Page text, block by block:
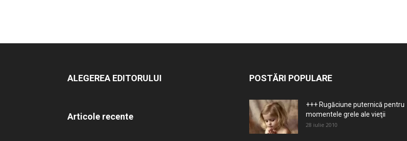
ALEGEREA EDITORULUI
Articole recente
POSTĂRI POPULARE
+++ Rugăciune puternică pentru
momentele grele ale vieţii
28 iulie 2010